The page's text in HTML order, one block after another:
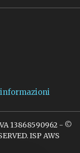
13868590962 - ©
ISP AWS